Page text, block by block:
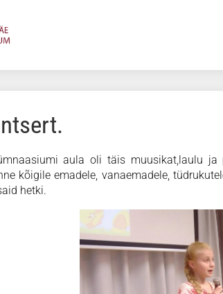
aula oli täis muusikat,laulu
kõigile emadele, vanaemadele,
hetki.